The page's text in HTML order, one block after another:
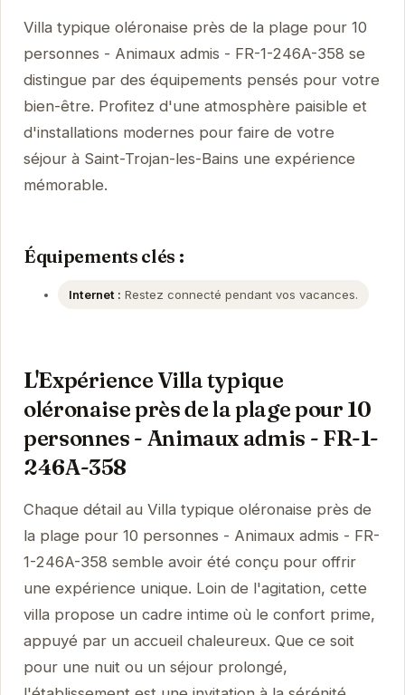
Villa typique oléronaise près de la plage pour 10
personnes - Animaux admis - FR-1-246A-358 se
distingue par des équipements pensés pour votre
bien-être. Profitez d'une atmosphère paisible et
d'installations modernes pour faire de votre
séjour à Saint-Trojan-les-Bains une expérience
mémorable.
Équipements clés :
Internet : Restez connecté pendant vos vacances.
L'Expérience Villa typique
oléronaise près de la plage pour 10
personnes - Animaux admis - FR-1-
246A-358
Chaque détail au Villa typique oléronaise près de
la plage pour 10 personnes - Animaux admis - FR-
1-246A-358 semble avoir été conçu pour offrir
une expérience unique. Loin de l'agitation, cette
villa propose un cadre intime où le confort prime,
appuyé par un accueil chaleureux. Que ce soit
pour une nuit ou un séjour prolongé,